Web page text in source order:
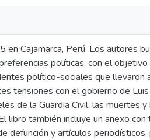
Cajamarca, Perú. Los autores
políticas, con el objetivo
político-sociales que llevaron
tensiones con el gobierno de Luis
de la Guardia Civil, las muertes
libro también incluye un anexo
defunción y artículos periodísticos,